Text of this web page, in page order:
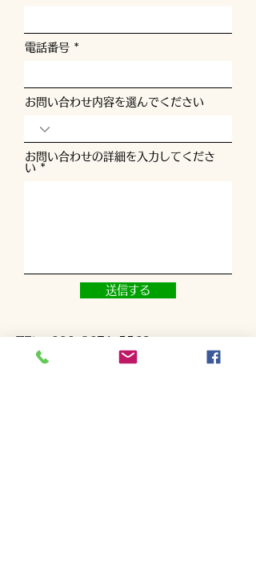
電話番号
お問い合わせ内容を選んでください
お問い合わせの詳細を入力してくださ
い
送信する
Mail miyoshigolfacademy@gmail.com